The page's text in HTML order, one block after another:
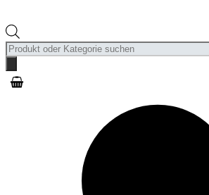
Products
search